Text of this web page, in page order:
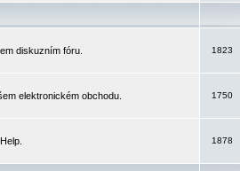
diskuzním fóru.
1823
elektronickém obchodu.
1750
1878